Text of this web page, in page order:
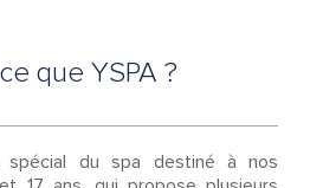
que YSPA ?
spécial du spa destiné à nos